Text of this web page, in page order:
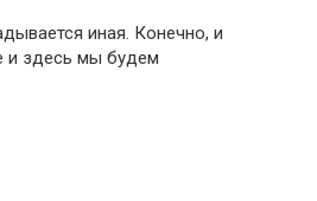
иная. Конечно, и
и здесь мы будем